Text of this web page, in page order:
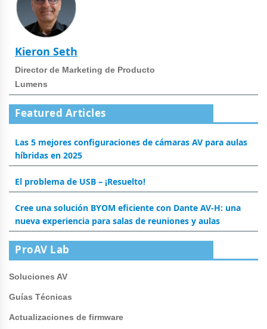
Kieron Seth
Director de Marketing de Producto
Lumens
Featured Articles
Las 5 mejores configuraciones de cámaras AV para aulas
híbridas en 2025
El problema de USB – ¡Resuelto!
Cree una solución BYOM eficiente con Dante AV-H: una
nueva experiencia para salas de reuniones y aulas
ProAV Lab
Soluciones AV
Guías Técnicas
Actualizaciones de firmware